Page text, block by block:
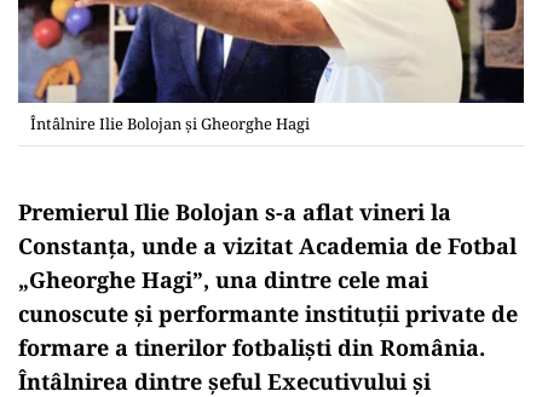
Întâlnire Ilie Bolojan și Gheorghe Hagi
Premierul Ilie Bolojan s-a aflat vineri la
Constanța, unde a vizitat Academia de Fotbal
„Gheorghe Hagi”, una dintre cele mai
cunoscute și performante instituții private de
formare a tinerilor fotbaliști din România.
Întâlnirea dintre șeful Executivului și